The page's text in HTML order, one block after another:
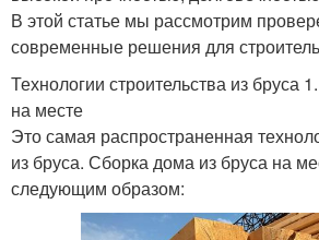
В этой статье мы рассмотрим
современные решения для
Технологии строительства из бруса
на месте
Это самая распространенная
из бруса. Сборка дома из бруса на
следующим образом: